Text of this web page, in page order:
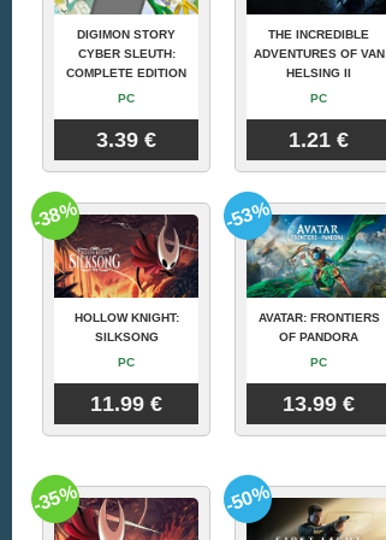
DIGIMON STORY
CYBER SLEUTH:
COMPLETE EDITION
PC
3.39 €
THE INCREDIBLE
ADVENTURES OF VAN
HELSING II
PC
1.21 €
HOLLOW KNIGHT:
SILKSONG
PC
11.99 €
-38%
AVATAR: FRONTIERS
OF PANDORA
PC
13.99 €
-53%
-35% -50%